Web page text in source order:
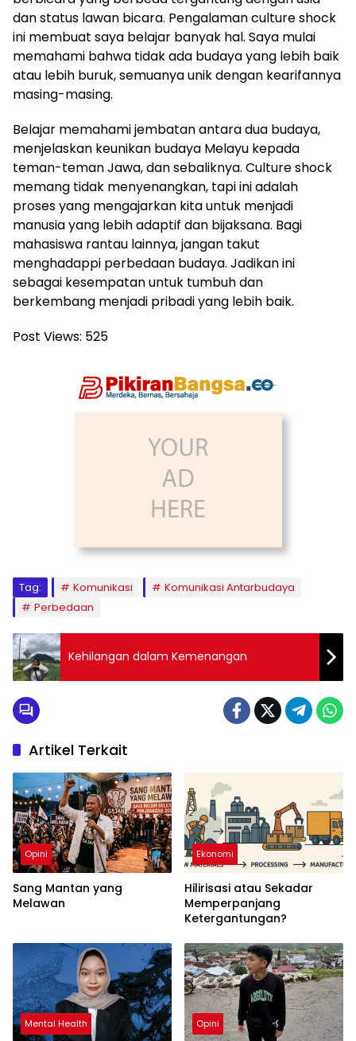
dan status lawan bicara. Pengalaman culture shock
ini membuat saya belajar banyak hal. Saya mulai
memahami bahwa tidak ada budaya yang lebih baik
atau lebih buruk, semuanya unik dengan kearifannya
masing-masing.
Belajar memahami jembatan antara dua budaya,
menjelaskan keunikan budaya Melayu kepada
teman-teman Jawa, dan sebaliknya. Culture shock
memang tidak menyenangkan, tapi ini adalah
proses yang mengajarkan kita untuk menjadi
manusia yang lebih adaptif dan bijaksana. Bagi
mahasiswa rantau lainnya, jangan takut
menghadappi perbedaan budaya. Jadikan ini
sebagai kesempatan untuk tumbuh dan
berkembang menjadi pribadi yang lebih baik.
Post Views: 525
Tag: Komunikasi
Komunikasi Antarbudaya
Perbedaan
Kehilangan dalam Kemenangan
Artikel Terkait
Opini
Sang Mantan yang
Melawan
Ekonomi
Hilirisasi atau Sekadar
Memperpanjang
Ketergantungan?
Mental Health Opini